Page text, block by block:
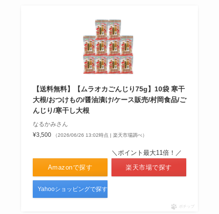
【送料無料】【ムラオカごんじり75g】10袋 寒干
大根/おつけもの/醤油漬け/ケース販売/村岡食品/ご
んじり/寒干し大根
なるかみさん
¥3,500
（2026/06/26 13:02時点 | 楽天市場調べ）
Amazonで探す
＼ポイント最大11倍！／
楽天市場で探す
Yahooショッピングで探す
ポチップ